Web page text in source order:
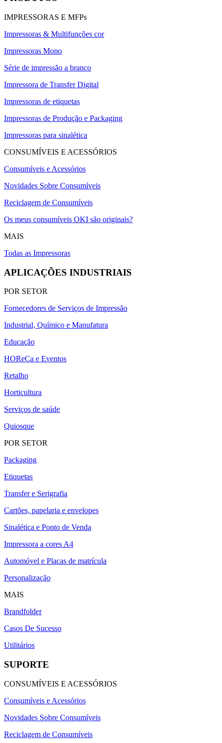
IMPRESSORAS E MFPs
Impressoras & Multifunções cor
Impressoras Mono
Série de impressão a branco
Impressora de Transfer Digital
Impressoras de etiquetas
Impressoras de Produção e Packaging
Impressoras para sinalética
CONSUMÍVEIS E ACESSÓRIOS
Consumíveis e Acessórios
Novidades Sobre Consumíveis
Reciclagem de Consumíveis
Os meus consumíveis OKI são originais?
MAIS
Todas as Impressoras
APLICAÇÕES INDUSTRIAIS
POR SETOR
Fornecedores de Serviços de Impressão
Industrial, Químico e Manufatura
Educação
HOReCa e Eventos
Retalho
Horticultura
Serviços de saúde
Quiosque
POR SETOR
Packaging
Etiquetas
Transfer e Serigrafia
Cartões, papelaria e envelopes
Sinalética e Ponto de Venda
Impressora a cores A4
Automóvel e Placas de matrícula
Personalização
MAIS
Brandfolder
Casos De Sucesso
Utilitários
SUPORTE
CONSUMÍVEIS E ACESSÓRIOS
Consumíveis e Acessórios
Novidades Sobre Consumíveis
Reciclagem de Consumíveis